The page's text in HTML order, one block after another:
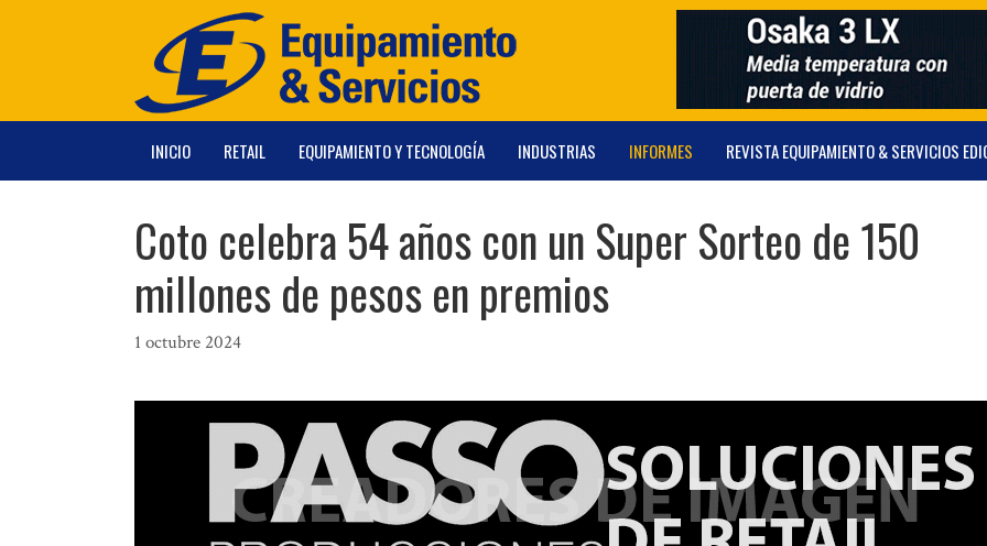
INICIO RETAIL EQUIPAMIENTO Y TECNOLOGÍA INDUSTRIAS INFORMES REVISTA EQUIPAMIENTO & SERVICIOS
Coto celebra 54 años con un Super Sorteo de 150
millones de pesos en premios
1 octubre 2024